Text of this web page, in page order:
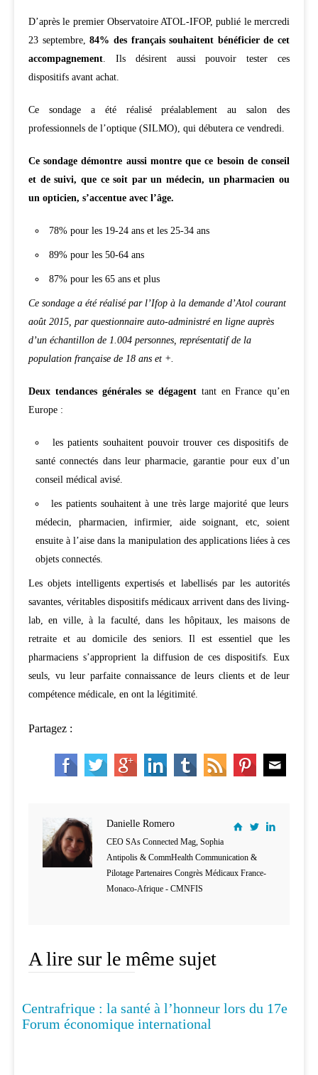
D’après le premier Observatoire ATOL-IFOP, publié le mercredi
23 septembre,84% des français souhaitent bénéficier de cet
accompagnement . Ils désirent aussi pouvoir tester ces
dispositifs avant achat.
Ce sondage a été réalisé préalablement au salon des
professionnels de l’optique (SILMO), qui débutera ce vendredi.
Ce sondage démontre aussi montre que ce besoin de conseil
et de suivi, que ce soit par un médecin, un pharmacien ou
un opticien, s’accentue avec l’âge.
78% pour les 19-24 ans et les 25-34 ans
89% pour les 50-64 ans
87% pour les 65 ans et plus
Ce sondage a été réalisé par l’Ifop à la demande d’Atol courant
août 2015, par questionnaire auto-administré en ligne auprès
d’un échantillon de 1.004 personnes, représentatif de la
population française de 18 ans et +.
Deux tendances générales se dégagent tant en France qu’en
Europe :
les patients souhaitent pouvoir trouver ces dispositifs de
santé connectés dans leur pharmacie, garantie pour eux d’un
conseil médical avisé.
les patients souhaitent à une très large majorité que leurs
médecin, pharmacien, infirmier, aide soignant, etc, soient
ensuite à l’aise dans la manipulation des applications liées à ces
objets connectés.
Les objets intelligents expertisés et labellisés par les autorités
savantes, véritables dispositifs médicaux arrivent dans des living-
lab, en ville, à la faculté, dans les hôpitaux, les maisons de
retraite et au domicile des seniors. Il est essentiel que les
pharmaciens s’approprient la diffusion de ces dispositifs. Eux
seuls, vu leur parfaite connaissance de leurs clients et de leur
compétence médicale, en ont la légitimité.
Partagez :
Danielle Romero
CEO SAs Connected Mag, Sophia
Antipolis & CommHealth Communication &
Pilotage Partenaires Congrès Médicaux France-
Monaco-Afrique - CMNFIS
A lire sur le même sujet
INNOVATION
Centrafrique : la santé à l’honneur lors du 17e
Forum économique international